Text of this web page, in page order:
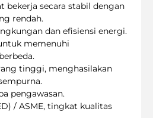
bekerja secara stabil dengan
rendah.
dan efisiensi energi.
memenuhi
tinggi, menghasilakan
pengawasan.
/ ASME, tingkat kualitas